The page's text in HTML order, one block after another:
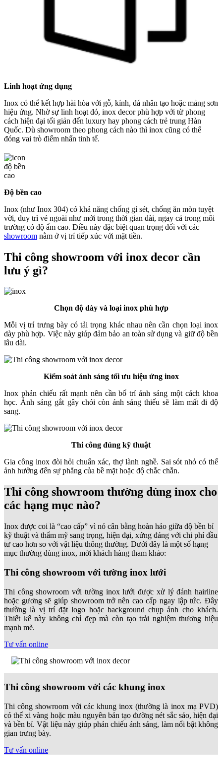
Linh hoạt ứng dụng
Inox có thể kết hợp hài hòa với gỗ, kính, đá nhân tạo hoặc mảng sơn
hiệu ứng. Nhờ sự linh hoạt đó, inox decor phù hợp với từ phong
cách hiện đại tối giản đến luxury hay phong cách trẻ trung Hàn
Quốc. Dù showroom theo phong cách nào thì inox cũng có thể
đóng vai trò điểm nhấn tinh tế.
Độ bền cao
Inox (như Inox 304) có khả năng chống gỉ sét, chống ăn mòn tuyệt
vời, duy trì vẻ ngoài như mới trong thời gian dài, ngay cả trong môi
trường có độ ẩm cao. Điều này đặc biệt quan trọng đối với các
showroom nằm ở vị trí tiếp xúc với mặt tiền.
Thi công showroom với inox decor cần
lưu ý gì?
Chọn độ dày và loại inox phù hợp
Mỗi vị trí trưng bày có tải trọng khác nhau nên cần chọn loại inox
dày phù hợp. Việc này giúp đảm bảo an toàn sử dụng và giữ độ bền
lâu dài.
Kiểm soát ánh sáng tối ưu hiệu ứng inox
Inox phản chiếu rất mạnh nên cần bố trí ánh sáng một cách khoa
học. Ánh sáng gắt gây chói còn ánh sáng thiếu sẽ làm mất đi độ
sang.
Thi công đúng kỹ thuật
Gia công inox đòi hỏi chuẩn xác, thợ lành nghề. Sai sót nhỏ có thể
ảnh hưởng đến sự phẳng của bề mặt hoặc độ chắc chắn.
Thi công showroom thường dùng inox cho
các hạng mục nào?
Inox được coi là “cao cấp” vì nó cân bằng hoàn hảo giữa độ bền bỉ
kỹ thuật và thẩm mỹ sang trọng, hiện đại, xứng đáng với chi phí đầu
tư cao hơn so với vật liệu thông thường. Dưới đây là một số hạng
mục thường dùng inox, mời khách hàng tham khảo:
Thi công showroom với tường inox lưới
Thi công showroom với tường inox lưới được xử lý đánh hairline
hoặc gương sẽ giúp showroom trở nên cao cấp ngay lập tức. Đây
thường là vị trí đặt logo hoặc background chụp ảnh cho khách.
Thiết kế này không chỉ đẹp mà còn tạo trải nghiệm thương hiệu
mạnh mẽ.
Tư vấn online
Thi công showroom với các khung inox
Thi công showroom với các khung inox (thường là inox mạ PVD)
có thể xi vàng hoặc màu nguyên bản tạo đường nét sắc sảo, hiện đại
và bền bỉ. Vật liệu này giúp phản chiếu ánh sáng, làm nổi bật không
gian trưng bày.
Tư vấn online